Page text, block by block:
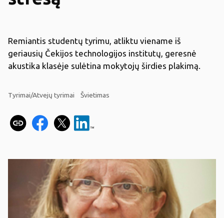
Remiantis studentų tyrimu, atliktu viename iš
geriausių Čekijos technologijos institutų, geresnė
akustika klasėje sulėtina mokytojų širdies plakimą.
Tyrimai/Atvejų tyrimai Švietimas